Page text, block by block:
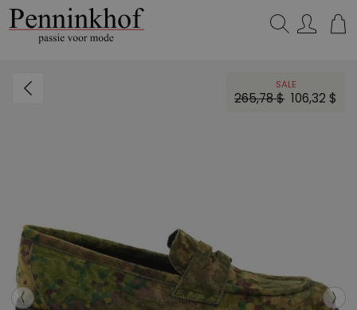
SALE
265,78 $ 106,32 $